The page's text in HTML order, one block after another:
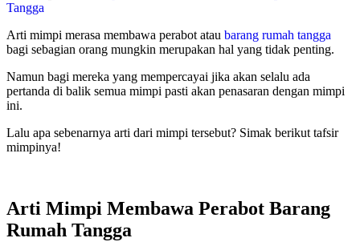
Tangga
Arti mimpi merasa membawa perabot atau barang rumah tangga
bagi sebagian orang mungkin merupakan hal yang tidak penting.
Namun bagi mereka yang mempercayai jika akan selalu ada
pertanda di balik semua mimpi pasti akan penasaran dengan mimpi
ini.
Lalu apa sebenarnya arti dari mimpi tersebut? Simak berikut tafsir
mimpinya!
Arti Mimpi Membawa Perabot Barang
Rumah Tangga